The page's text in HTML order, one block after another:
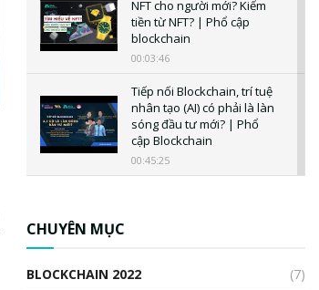
NFT cho người mới? Kiếm
tiền từ NFT? | Phổ cập
blockchain
00:03:46
Tiếp nối Blockchain, trí tuệ
nhân tạo (AI) có phải là làn
sóng đầu tư mới? | Phổ
cập Blockchain
00:45:25
CHUYÊN MỤC
BLOCKCHAIN 2022
(7)